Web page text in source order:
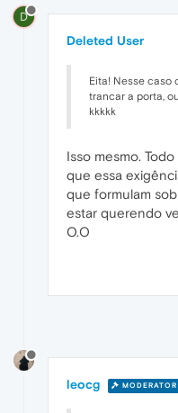
D
Deleted User
Eita! Nesse caso
trancar a porta,
kkkkk
Isso mesmo.
que essa
que formulam
estar querendo
O.O
leocg MODERATOR